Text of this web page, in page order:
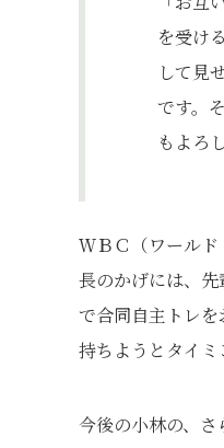
を受け
して見
です。
もよろ
ＷＢＣ（ワール
長のかげには、
で合同自主トレ
持ちようとタイミ
今後の小林の、さ